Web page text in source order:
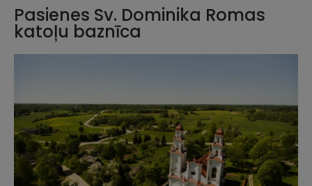
Pasienes Sv. Dominika Romas
katoļu baznīca